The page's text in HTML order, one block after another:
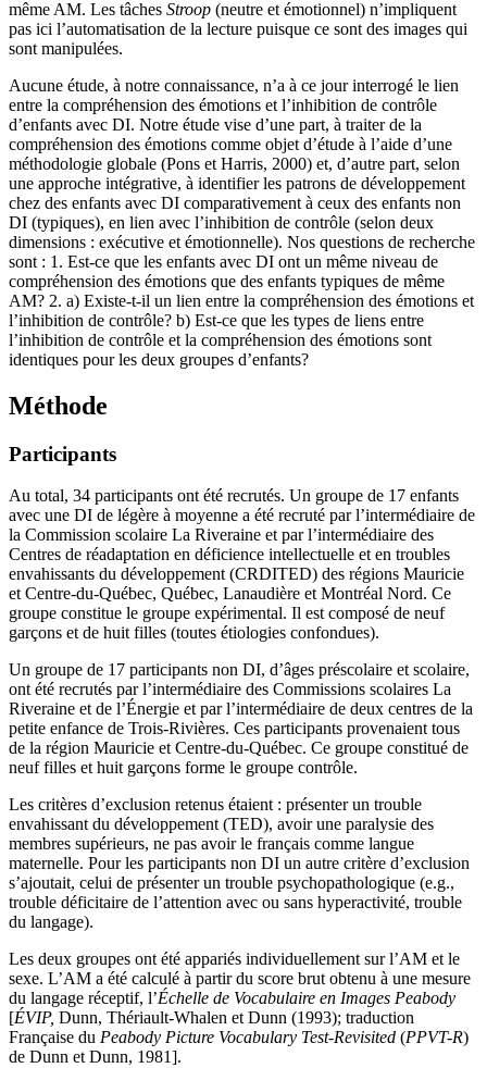
même AM. Les tâches Stroop (neutre et émotionnel) n’impliquent
pas ici l’automatisation de la lecture puisque ce sont des images qui
sont manipulées.
Aucune étude, à notre connaissance, n’a à ce jour interrogé le lien
entre la compréhension des émotions et l’inhibition de contrôle
d’enfants avec DI. Notre étude vise d’une part, à traiter de la
compréhension des émotions comme objet d’étude à l’aide d’une
méthodologie globale (Pons et Harris, 2000) et, d’autre part, selon
une approche intégrative, à identifier les patrons de développement
chez des enfants avec DI comparativement à ceux des enfants non
DI (typiques), en lien avec l’inhibition de contrôle (selon deux
dimensions : exécutive et émotionnelle). Nos questions de recherche
sont : 1. Est-ce que les enfants avec DI ont un même niveau de
compréhension des émotions que des enfants typiques de même
AM? 2. a) Existe-t-il un lien entre la compréhension des émotions et
l’inhibition de contrôle? b) Est-ce que les types de liens entre
l’inhibition de contrôle et la compréhension des émotions sont
identiques pour les deux groupes d’enfants?
Méthode
Participants
Au total, 34 participants ont été recrutés. Un groupe de 17 enfants
avec une DI de légère à moyenne a été recruté par l’intermédiaire de
la Commission scolaire La Riveraine et par l’intermédiaire des
Centres de réadaptation en déficience intellectuelle et en troubles
envahissants du développement (CRDITED) des régions Mauricie
et Centre-du-Québec, Québec, Lanaudière et Montréal Nord. Ce
groupe constitue le groupe expérimental. Il est composé de neuf
garçons et de huit filles (toutes étiologies confondues).
Un groupe de 17 participants non DI, d’âges préscolaire et scolaire,
ont été recrutés par l’intermédiaire des Commissions scolaires La
Riveraine et de l’Énergie et par l’intermédiaire de deux centres de la
petite enfance de Trois-Rivières. Ces participants provenaient tous
de la région Mauricie et Centre-du-Québec. Ce groupe constitué de
neuf filles et huit garçons forme le groupe contrôle.
Les critères d’exclusion retenus étaient : présenter un trouble
envahissant du développement (TED), avoir une paralysie des
membres supérieurs, ne pas avoir le français comme langue
maternelle. Pour les participants non DI un autre critère d’exclusion
s’ajoutait, celui de présenter un trouble psychopathologique (e.g.,
trouble déficitaire de l’attention avec ou sans hyperactivité, trouble
du langage).
Les deux groupes ont été appariés individuellement sur l’AM et le
sexe. L’AM a été calculé à partir du score brut obtenu à une mesure
du langage réceptif, l’Échelle de Vocabulaire en Images Peabody
[ÉVIP, Dunn, Thériault-Whalen et Dunn (1993); traduction
Française du Peabody Picture Vocabulary Test-Revisited (PPVT-R)
de Dunn et Dunn, 1981].